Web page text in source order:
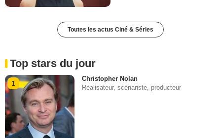
Toutes les actus Ciné & Séries
Top stars du jour
1
Christopher Nolan
Réalisateur, scénariste, producteur